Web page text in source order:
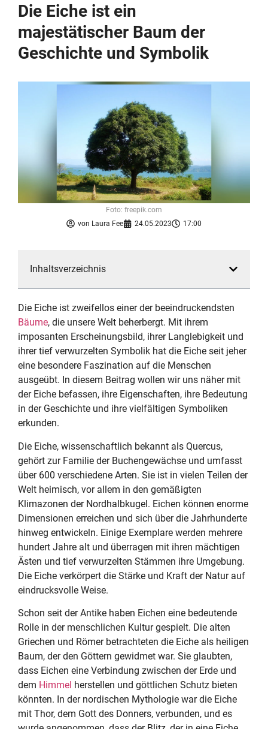
Die Eiche ist ein
majestätischer Baum der
Geschichte und Symbolik
von Laura Fee 24.05.2023 17:00
Foto: freepik.com
Inhaltsverzeichnis
Die Eiche ist zweifellos einer der beeindruckendsten
Bäume, die unsere Welt beherbergt. Mit ihrem
imposanten Erscheinungsbild, ihrer Langlebigkeit und
ihrer tief verwurzelten Symbolik hat die Eiche seit jeher
eine besondere Faszination auf die Menschen
ausgeübt. In diesem Beitrag wollen wir uns näher mit
der Eiche befassen, ihre Eigenschaften, ihre Bedeutung
in der Geschichte und ihre vielfältigen Symboliken
erkunden.
Die Eiche, wissenschaftlich bekannt als Quercus,
gehört zur Familie der Buchengewächse und umfasst
über 600 verschiedene Arten. Sie ist in vielen Teilen der
Welt heimisch, vor allem in den gemäßigten
Klimazonen der Nordhalbkugel. Eichen können enorme
Dimensionen erreichen und sich über die Jahrhunderte
hinweg entwickeln. Einige Exemplare werden mehrere
hundert Jahre alt und überragen mit ihren mächtigen
Ästen und tief verwurzelten Stämmen ihre Umgebung.
Die Eiche verkörpert die Stärke und Kraft der Natur auf
eindrucksvolle Weise.
Schon seit der Antike haben Eichen eine bedeutende
Rolle in der menschlichen Kultur gespielt. Die alten
Griechen und Römer betrachteten die Eiche als heiligen
Baum, der den Göttern gewidmet war. Sie glaubten,
dass Eichen eine Verbindung zwischen der Erde und
dem Himmel herstellen und göttlichen Schutz bieten
könnten. In der nordischen Mythologie war die Eiche
mit Thor, dem Gott des Donners, verbunden, und es